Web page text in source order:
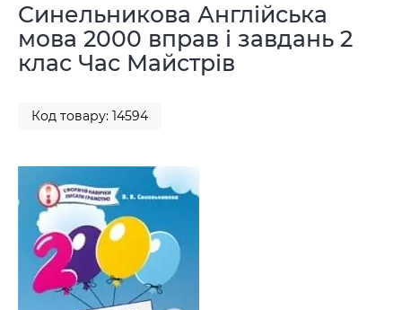
Синельникова Англійська
мова 2000 вправ і завдань 2
клас Час Майстрів
Код товару: 14594